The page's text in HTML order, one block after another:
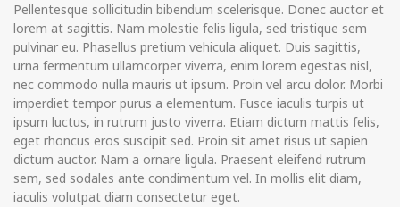
Pellentesque sollicitudin bibendum scelerisque. Donec auctor et
lorem at sagittis. Nam molestie felis ligula, sed tristique sem
pulvinar eu. Phasellus pretium vehicula aliquet. Duis sagittis,
urna fermentum ullamcorper viverra, enim lorem egestas nisl,
nec commodo nulla mauris ut ipsum. Proin vel arcu dolor. Morbi
imperdiet tempor purus a elementum. Fusce iaculis turpis ut
ipsum luctus, in rutrum justo viverra. Etiam dictum mattis felis,
eget rhoncus eros suscipit sed. Proin sit amet risus ut sapien
dictum auctor. Nam a ornare ligula. Praesent eleifend rutrum
sem, sed sodales ante condimentum vel. In mollis elit diam,
iaculis volutpat diam consectetur eget.